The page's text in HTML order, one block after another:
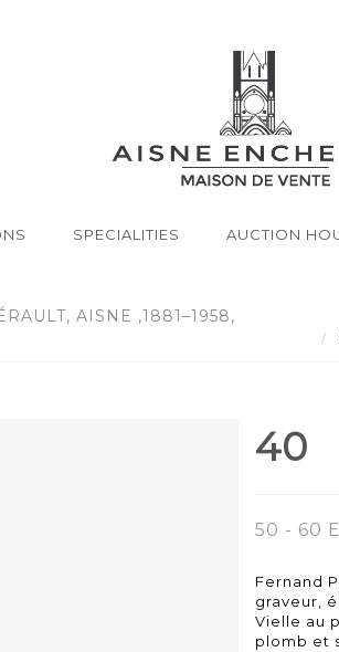
SPECIALITIES AUCTION
AISNE ,1881–1958,
40
50 - 60
Fernand
graveur,
Vielle au
plomb et